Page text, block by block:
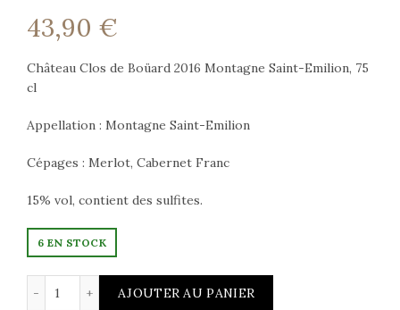
43,90 €
Château Clos de Boüard 2016 Montagne Saint-Emilion, 75
cl
Appellation : Montagne Saint-Emilion
Cépages : Merlot, Cabernet Franc
15% vol, contient des sulfites.
6 EN STOCK
AJOUTER AU PANIER